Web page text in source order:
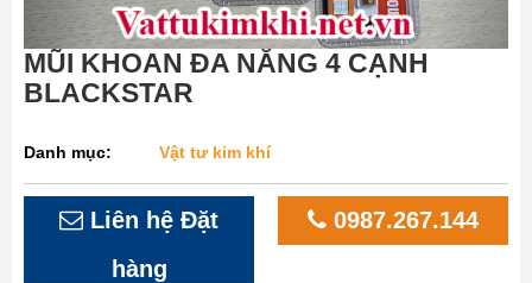
MŨI KHOAN ĐA NĂNG 4 CẠNH
BLACKSTAR
Danh mục: Vật tư kim khí
Liên hệ Đặt
hàng
0987.267.144